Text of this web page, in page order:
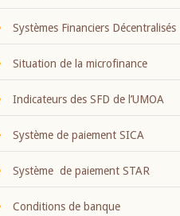
Systèmes Financiers Décentralisés
Situation de la microfinance
Indicateurs des SFD de l’UMOA
Système de paiement SICA
Système de paiement STAR
Conditions de banque